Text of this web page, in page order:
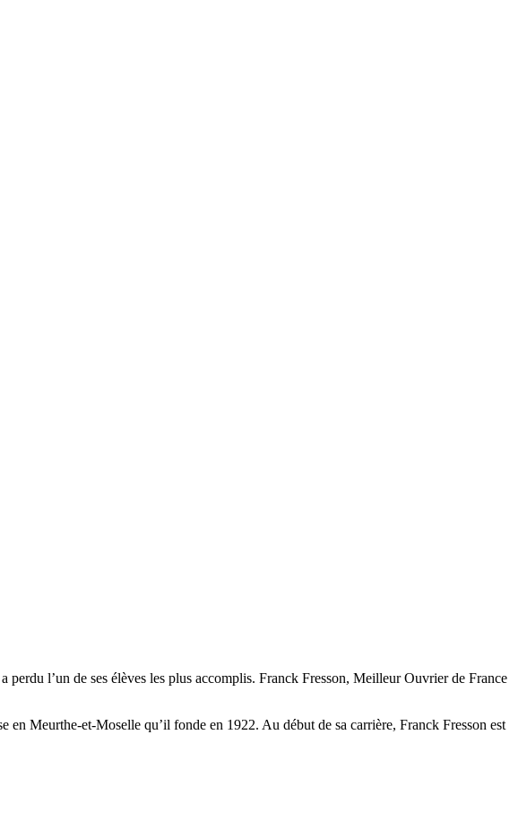
l’un de ses élèves les plus accomplis. Franck Fresson, Meilleur Ouvrier de France
Meurthe-et-Moselle qu’il fonde en 1922. Au début de sa carrière, Franck Fresson est